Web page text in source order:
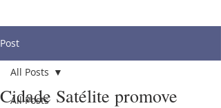
Post
All Posts
All Posts
Cidade Satélite promove